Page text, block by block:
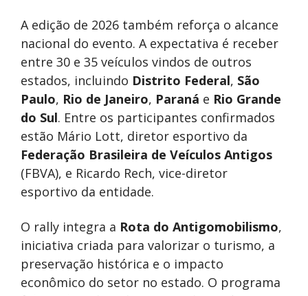
A edição de 2026 também reforça o alcance
nacional do evento. A expectativa é receber
entre 30 e 35 veículos vindos de outros
estados, incluindo Distrito Federal, São
Paulo, Rio de Janeiro, Paraná e Rio Grande
do Sul. Entre os participantes confirmados
estão Mário Lott, diretor esportivo da
Federação Brasileira de Veículos Antigos
(FBVA), e Ricardo Rech, vice-diretor
esportivo da entidade.
O rally integra a Rota do Antigomobilismo,
iniciativa criada para valorizar o turismo, a
preservação histórica e o impacto
econômico do setor no estado. O programa